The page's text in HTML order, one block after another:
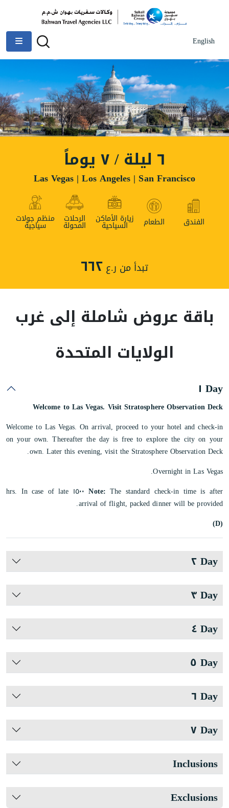
English
٦ ليلة / ٧ يوماً
Las Vegas | Los Angeles | San Francisco
الفندق الطعام زيارة الأماكن
السياحية
الرحلات
المحولة
منظم جولات
سياجية
تبدأ من ر.ع٦٦٢
باقة عروض شاملة إلى غرب
الولايات المتحدة
Day ١
Welcome to Las Vegas. Visit Stratosphere Observation Deck
Welcome to Las Vegas. On arrival, proceed to your hotel and check-in
on your own. Thereafter the day is free to explore the city on your
own. Later this evening, visit the Stratosphere Observation Deck.
Overnight in Las Vegas.
Note:
The standard check-in time is after ١٥٠٠ hrs. In case of late
arrival of flight, packed dinner will be provided.
(D)
Day ٢
Day ٣
Day ٤
Day ٥
Day ٦
Day ٧
Inclusions
Exclusions